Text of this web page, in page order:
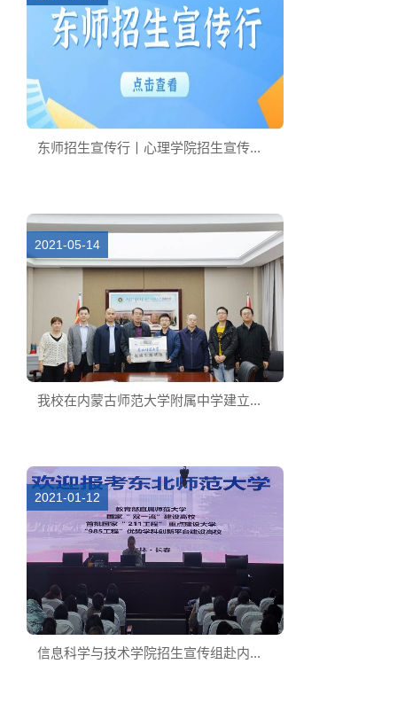
东师招生宣传行丨心理学院招生宣传...
我校在内蒙古师范大学附属中学建立...
2021-05-14
信息科学与技术学院招生宣传组赴内...
2021-01-12